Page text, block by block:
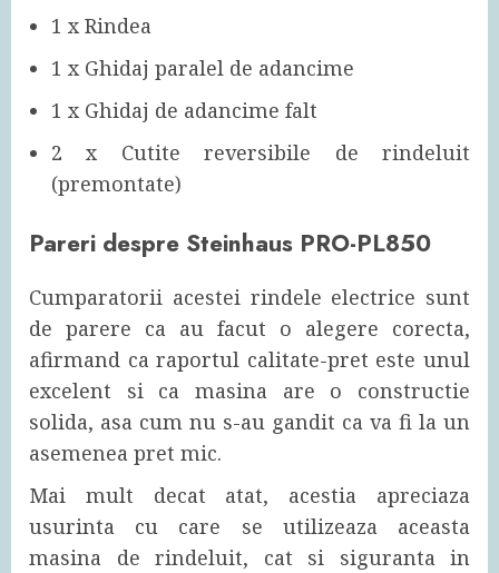
1 x Rindea
1 x Ghidaj paralel de adancime
1 x Ghidaj de adancime falt
2 x Cutite reversibile de rindeluit
(premontate)
Pareri despre Steinhaus PRO-PL850
Cumparatorii acestei rindele electrice sunt
de parere ca au facut o alegere corecta,
afirmand ca raportul calitate-pret este unul
excelent si ca masina are o constructie
solida, asa cum nu s-au gandit ca va fi la un
asemenea pret mic.
Mai mult decat atat, acestia apreciaza
usurinta cu care se utilizeaza aceasta
masina de rindeluit, cat si siguranta in